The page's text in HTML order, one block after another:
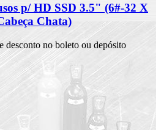
p/ HD SSD 3.5" (6#-32 X
Chata)
desconto no boleto ou depósito